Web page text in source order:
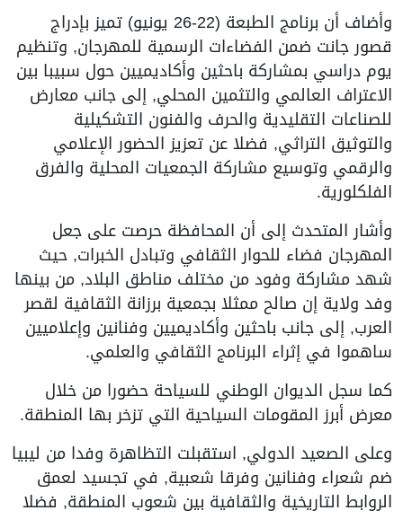
وأضاف أن برنامج الطبعة (22-26 يونيو) تميز بإدراج
قصور جانت ضمن الفضاءات الرسمية للمهرجان, وتنظيم
يوم دراسي بمشاركة باحثين وأكاديميين حول سبيبا بين
الاعتراف العالمي والتثمين المحلي, إلى جانب معارض
للصناعات التقليدية والحرف والفنون التشكيلية
والتوثيق التراثي, فضلا عن تعزيز الحضور الإعلامي
والرقمي وتوسيع مشاركة الجمعيات المحلية والفرق
الفلكلورية.
وأشار المتحدث إلى أن المحافظة حرصت على جعل
المهرجان فضاء للحوار الثقافي وتبادل الخبرات, حيث
شهد مشاركة وفود من مختلف مناطق البلاد, من بينها
وفد ولاية إن صالح ممثلا بجمعية برزانة الثقافية لقصر
العرب, إلى جانب باحثين وأكاديميين وفنانين وإعلاميين
ساهموا في إثراء البرنامج الثقافي والعلمي.
كما سجل الديوان الوطني للسياحة حضورا من خلال
معرض أبرز المقومات السياحية التي تزخر بها المنطقة.
وعلى الصعيد الدولي, استقبلت التظاهرة وفدا من ليبيا
ضم شعراء وفنانين وفرقا شعبية, في تجسيد لعمق
الروابط التاريخية والثقافية بين شعوب المنطقة, فضلا